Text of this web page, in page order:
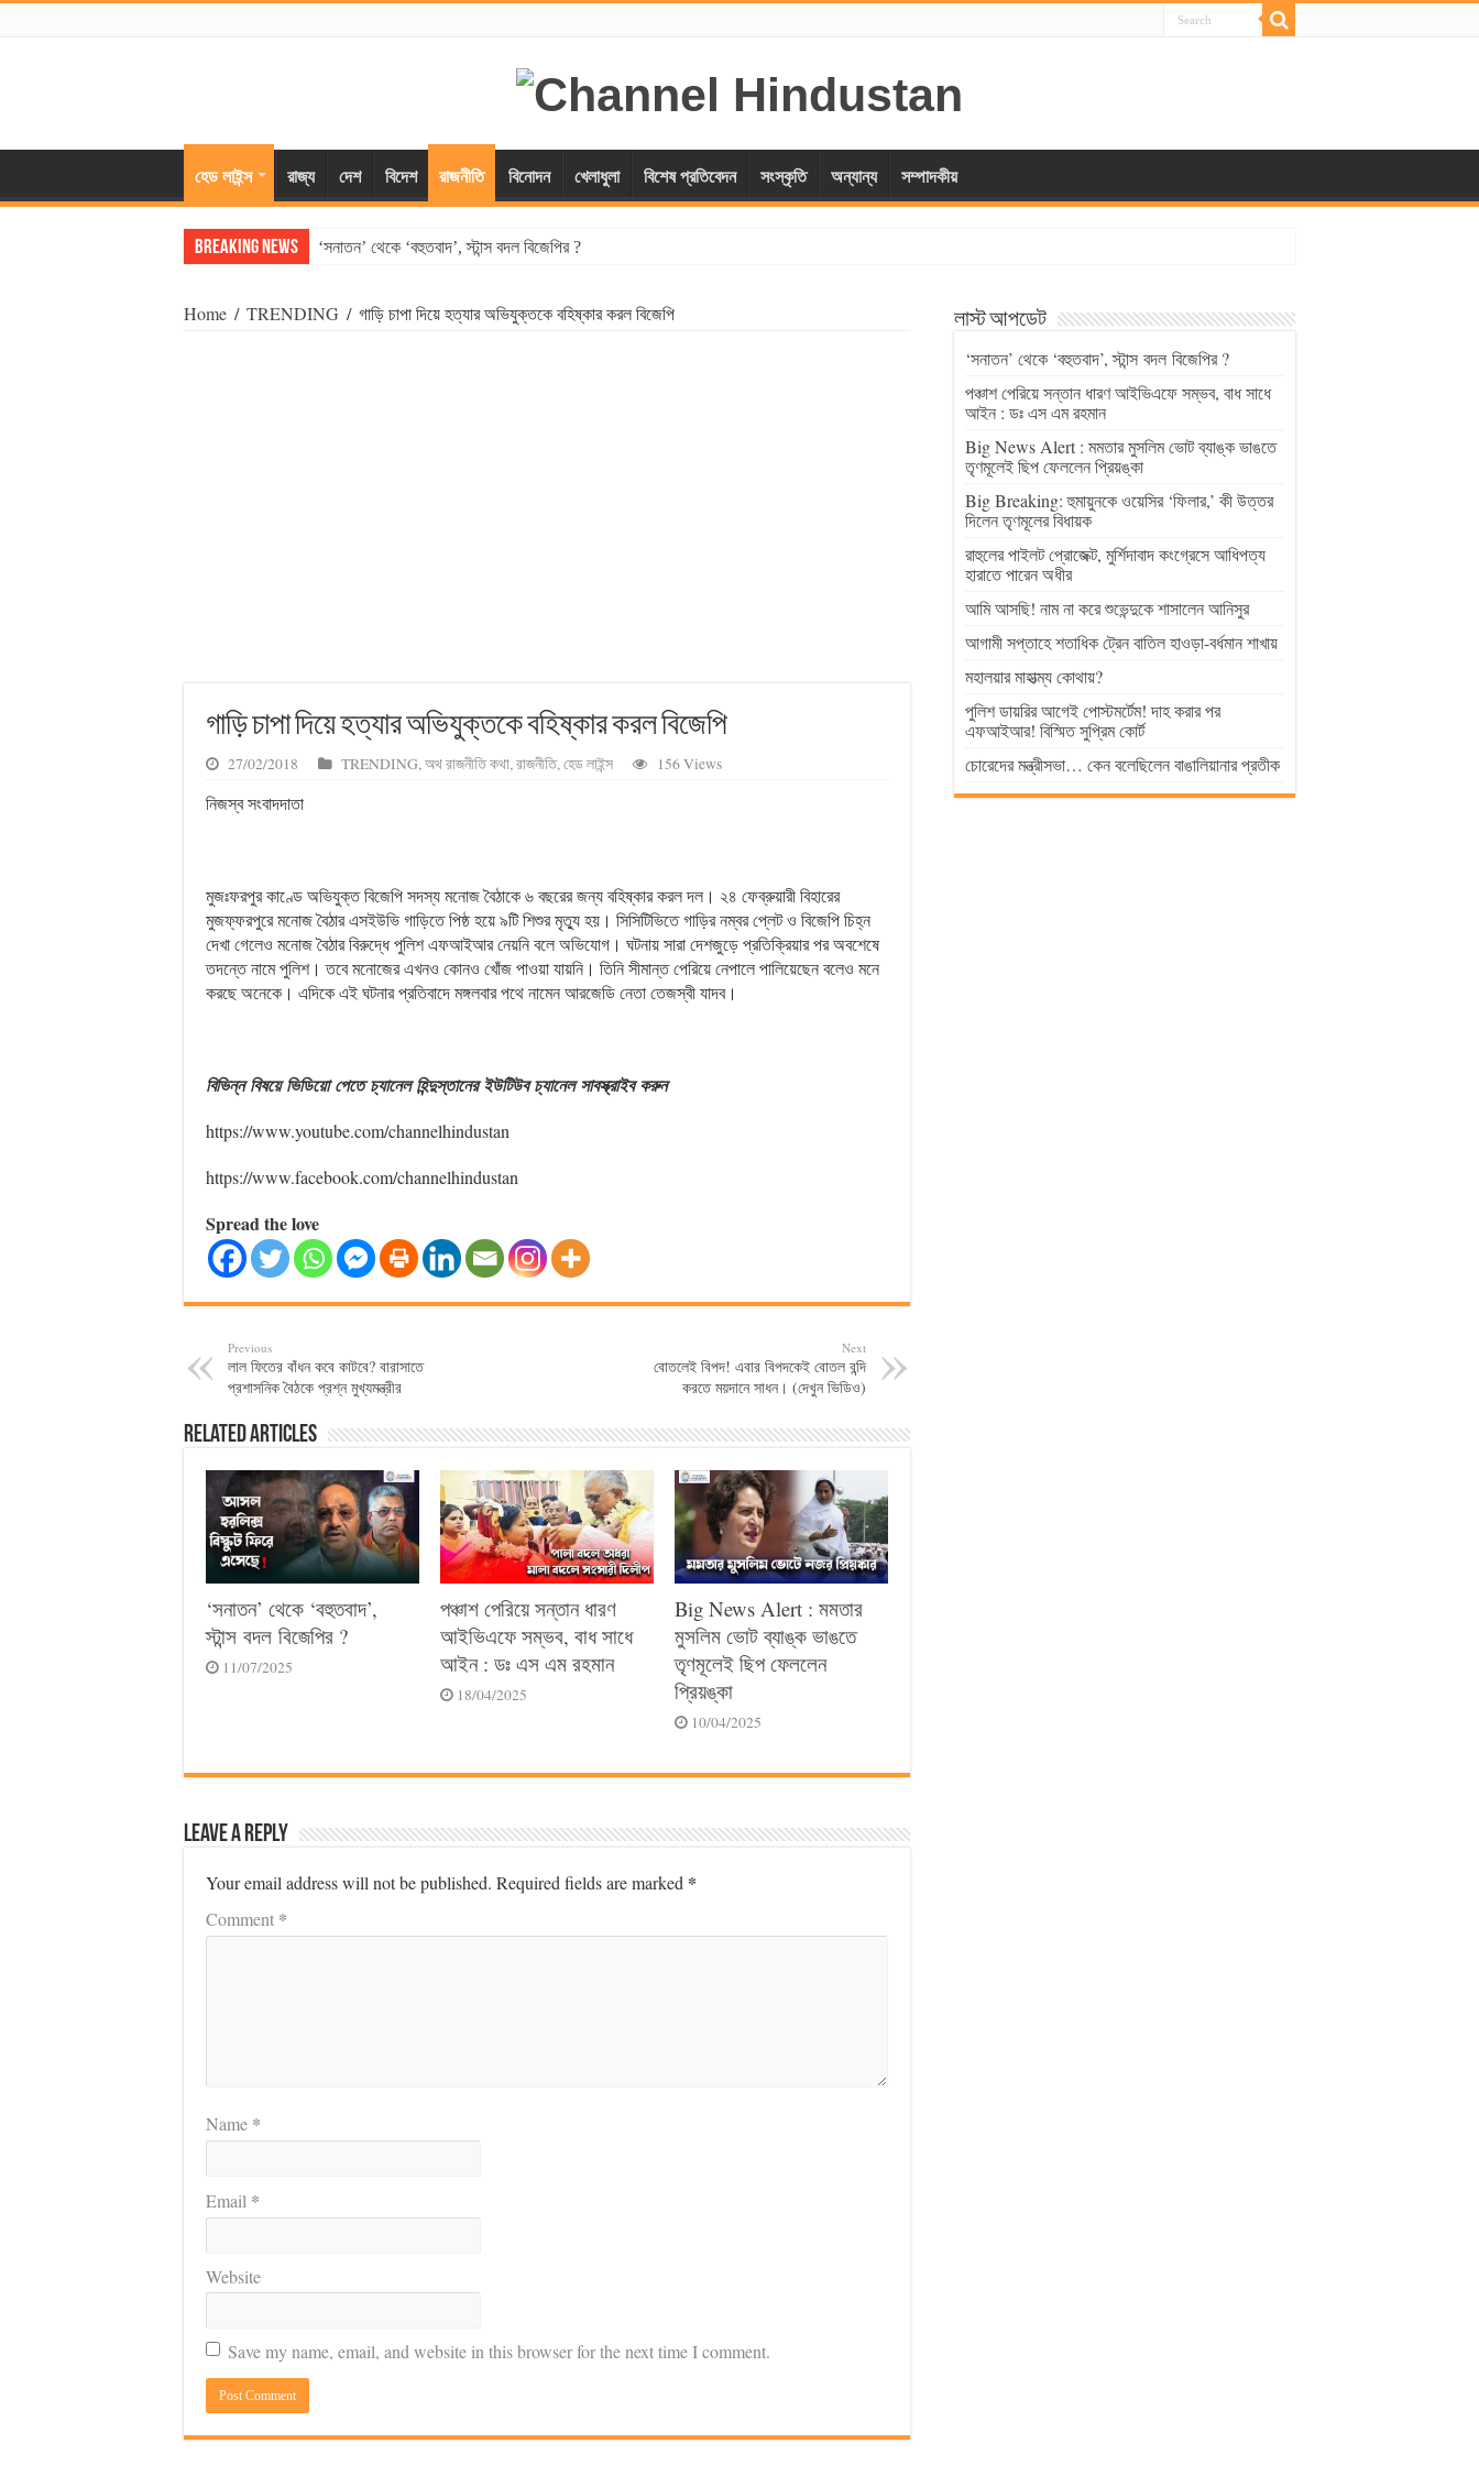
হেড লাইন্স রাজ্য দেশ বিদেশ রাজনীতি বিনোদন খেলাধুলা বিশেষ প্রতিবেদন সংস্কৃতি অন্যান্য সম্পাদকীয়
Breaking News ‘সনাতন’ থেকে ‘বহুতবাদ’, স্টান্স বদল বিজেপির ?
Home / TRENDING / গাড়ি চাপা দিয়ে হত্যার অভিযুক্তকে বহিষ্কার করল বিজেপি
গাড়ি চাপা দিয়ে হত্যার অভিযুক্তকে বহিষ্কার করল বিজেপি
27/02/2018 TRENDING,অথ রাজনীতি কথা,রাজনীতি,হেড লাইন্স 156 Views
নিজস্ব সংবাদদাতা
মুজঃফরপুর কাণ্ডে অভিযুক্ত বিজেপি সদস্য মনোজ বৈঠাকে ৬ বছরের জন্য বহিষ্কার করল দল। ২৪ ফেব্রুয়ারী বিহারের
মুজফ্ফরপুরে মনোজ বৈঠার এসইউভি গাড়িতে পিষ্ঠ হয়ে ৯টি শিশুর মৃত্যু হয়। সিসিটিভিতে গাড়ির নম্বর প্লেট ও বিজেপি চিহ্ন
দেখা গেলেও মনোজ বৈঠার বিরুদ্ধে পুলিশ এফআইআর নেয়নি বলে অভিযোগ। ঘটনায় সারা দেশজুড়ে প্রতিক্রিয়ার পর অবশেষে
তদন্তে নামে পুলিশ। তবে মনোজের এখনও কোনও খোঁজ পাওয়া যায়নি। তিনি সীমান্ত পেরিয়ে নেপালে পালিয়েছেন বলেও মনে
করছে অনেকে। এদিকে এই ঘটনার প্রতিবাদে মঙ্গলবার পথে নামেন আরজেডি নেতা তেজস্বী যাদব।
বিভিন্ন বিষয়ে ভিডিয়ো পেতে চ্যানেল হিন্দুস্তানের ইউটিউব চ্যানেল সাবস্ক্রাইব করুন
https://www.youtube.com/channelhindustan
https://www.facebook.com/channelhindustan
Spread the love
Previous
লাল ফিতের বাঁধন কবে কাটবে? বারাসাতে
প্রশাসনিক বৈঠকে প্রশ্ন মুখ্যমন্ত্রীর
Next
বোতলেই বিপদ! এবার বিপদকেই বোতল বন্দি
করতে ময়দানে সাধন। (দেখুন ভিডিও)
Related Articles
‘সনাতন’ থেকে ‘বহুতবাদ’,
স্টান্স বদল বিজেপির ?
11/07/2025
পঞ্চাশ পেরিয়ে সন্তান ধারণ
আইভিএফে সম্ভব, বাধ সাধে
আইন : ডঃ এস এম রহমান
18/04/2025
Big News Alert : মমতার
মুসলিম ভোট ব্যাঙ্ক ভাঙতে
তৃণমূলেই ছিপ ফেললেন
প্রিয়ঙ্কা
10/04/2025
Leave a Reply
Your email address will not be published. Required fields are marked *
Comment *
Name *
Email *
Website
Save my name, email, and website in this browser for the next time I comment.
লাস্ট আপডেট
‘সনাতন’ থেকে ‘বহুতবাদ’, স্টান্স বদল বিজেপির ?
পঞ্চাশ পেরিয়ে সন্তান ধারণ আইভিএফে সম্ভব, বাধ সাধে
আইন : ডঃ এস এম রহমান
Big News Alert : মমতার মুসলিম ভোট ব্যাঙ্ক ভাঙতে
তৃণমূলেই ছিপ ফেললেন প্রিয়ঙ্কা
Big Breaking: হুমায়ুনকে ওয়েসির ‘ফিলার,’ কী উত্তর
দিলেন তৃণমূলের বিধায়ক
রাহুলের পাইলট প্রোজেক্ট, মুর্শিদাবাদ কংগ্রেসে আধিপত্য
হারাতে পারেন অধীর
আমি আসছি! নাম না করে শুভেন্দুকে শাসালেন আনিসুর
আগামী সপ্তাহে শতাধিক ট্রেন বাতিল হাওড়া-বর্ধমান শাখায়
মহালয়ার মাহাত্ম্য কোথায়?
পুলিশ ডায়রির আগেই পোস্টমর্টেম! দাহ করার পর
এফআইআর! বিস্মিত সুপ্রিম কোর্ট
চোরেদের মন্ত্রীসভা… কেন বলেছিলেন বাঙালিয়ানার প্রতীক